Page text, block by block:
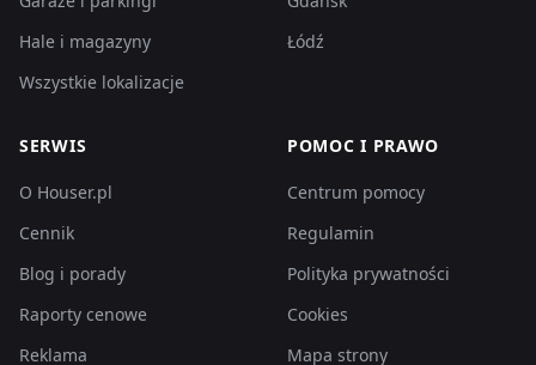
Hale i magazyny
Wszystkie lokalizacje
Łódź
SERWIS
O Houser.pl
Cennik
Blog i porady
Raporty cenowe
Reklama
POMOC I PRAWO
Centrum pomocy
Regulamin
Polityka prywatności
Cookies
Mapa strony